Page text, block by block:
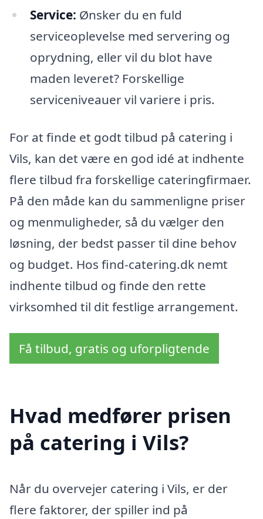
Service: Ønsker du en fuld
serviceoplevelse med servering og
oprydning, eller vil du blot have
maden leveret? Forskellige
serviceniveauer vil variere i pris.
For at finde et godt tilbud på catering i
Vils, kan det være en god idé at indhente
flere tilbud fra forskellige cateringfirmaer.
På den måde kan du sammenligne priser
og menmuligheder, så du vælger den
løsning, der bedst passer til dine behov
og budget. Hos find-catering.dk nemt
indhente tilbud og finde den rette
virksomhed til dit festlige arrangement.
Få tilbud, gratis og uforpligtende
Hvad medfører prisen
på catering i Vils?
Når du overvejer catering i Vils, er der
flere faktorer, der spiller ind på